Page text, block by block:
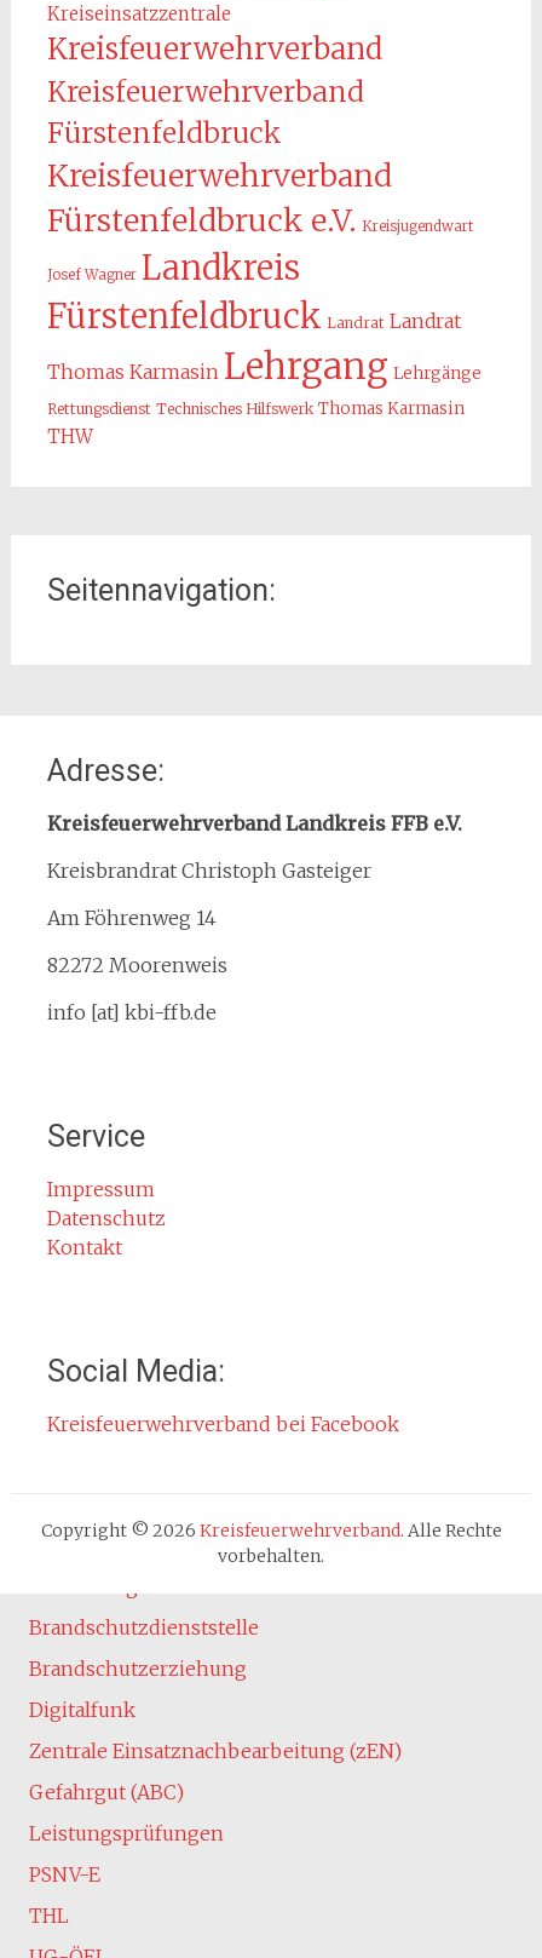
Kreiseinsatzzentrale
Kreisfeuerwehrverband
Kreisfeuerwehrverband
Fürstenfeldbruck
Kreisfeuerwehrverband
Fürstenfeldbruck e.V. Kreisjugendwart
Josef Wagner Landkreis
Fürstenfeldbruck Landrat Landrat
Thomas Karmasin Lehrgang Lehrgänge
Rettungsdienst Technisches Hilfswerk Thomas Karmasin
THW
Seitennavigation:
Organisation
Kreisfeuerwehrverband
Kreisbrandinspektion
Service
Rauchmelder
Rettungsgasse
Gefahr durch Kohlenmonoxid
Cookie-Hinweis
Atemschutz
Brandschutzdienststelle
Brandschutzerziehung
Digitalfunk
Zentrale Einsatznachbearbeitung (zEN)
Gefahrgut (ABC)
Leistungsprüfungen
PSNV-E
THL
Adresse:
Kreisfeuerwehrverband Landkreis FFB e.V.
Kreisbrandrat Christoph Gasteiger
Am Föhrenweg 14
82272 Moorenweis
info [at] kbi-ffb.de
Service
Impressum
Datenschutz
Kontakt
Social Media:
Kreisfeuerwehrverband bei Facebook
Copyright © 2026 Kreisfeuerwehrverband. Alle Rechte
vorbehalten.